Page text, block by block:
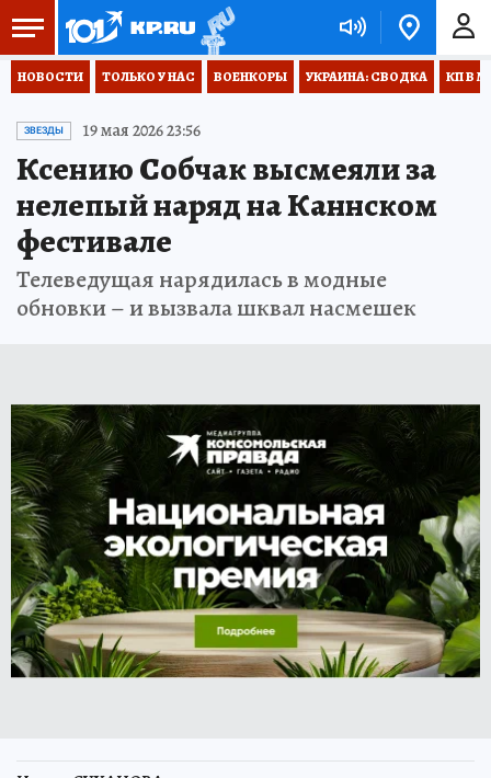
НОВОСТИ ТОЛЬКО У НАС ВОЕНКОРЫ УКРАИНА: СВОДКА КП В
ЗВЕЗДЫ 19 мая 2026 23:56
Ксению Собчак высмеяли за
нелепый наряд на Каннском
фестивале
Телеведущая нарядилась в модные
обновки – и вызвала шквал насмешек